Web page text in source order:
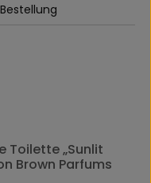
Toilette „Sunlit
Brown Parfums